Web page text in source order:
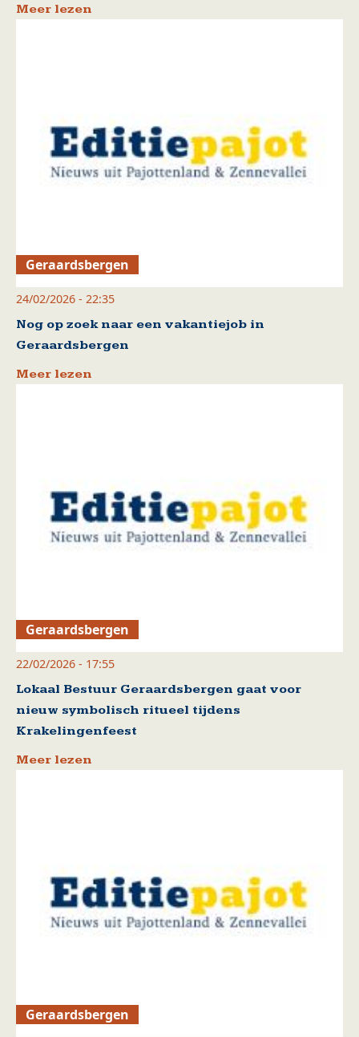
Meer lezen
Geraardsbergen
24/02/2026 - 22:35
Nog op zoek naar een vakantiejob in
Geraardsbergen
Meer lezen
Geraardsbergen
22/02/2026 - 17:55
Lokaal Bestuur Geraardsbergen gaat voor
nieuw symbolisch ritueel tijdens
Krakelingenfeest
Meer lezen
Geraardsbergen